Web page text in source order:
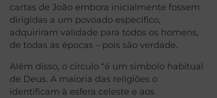
cartas de João embora inicialmente fossem
dirigidas a um povoado especifico,
adquiriram validade para todos os homens,
de todas as épocas – pois são verdade.
Além disso, o círculo “é um símbolo habitual
de Deus. A maioria das religiões o
identificam à esfera celeste e aos